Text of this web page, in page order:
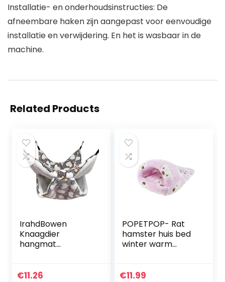
Installatie- en onderhoudsinstructies: De
afneembare haken zijn aangepast voor eenvoudige
installatie en verwijdering. En het is wasbaar in de
machine.
Related Products
IrahdBowen
Knaagdier
hangmat
bed voor ratten
€11.26
POPETPOP- Rat
hamster huis bed
winter warm
eekhoorntje egel
€11.99